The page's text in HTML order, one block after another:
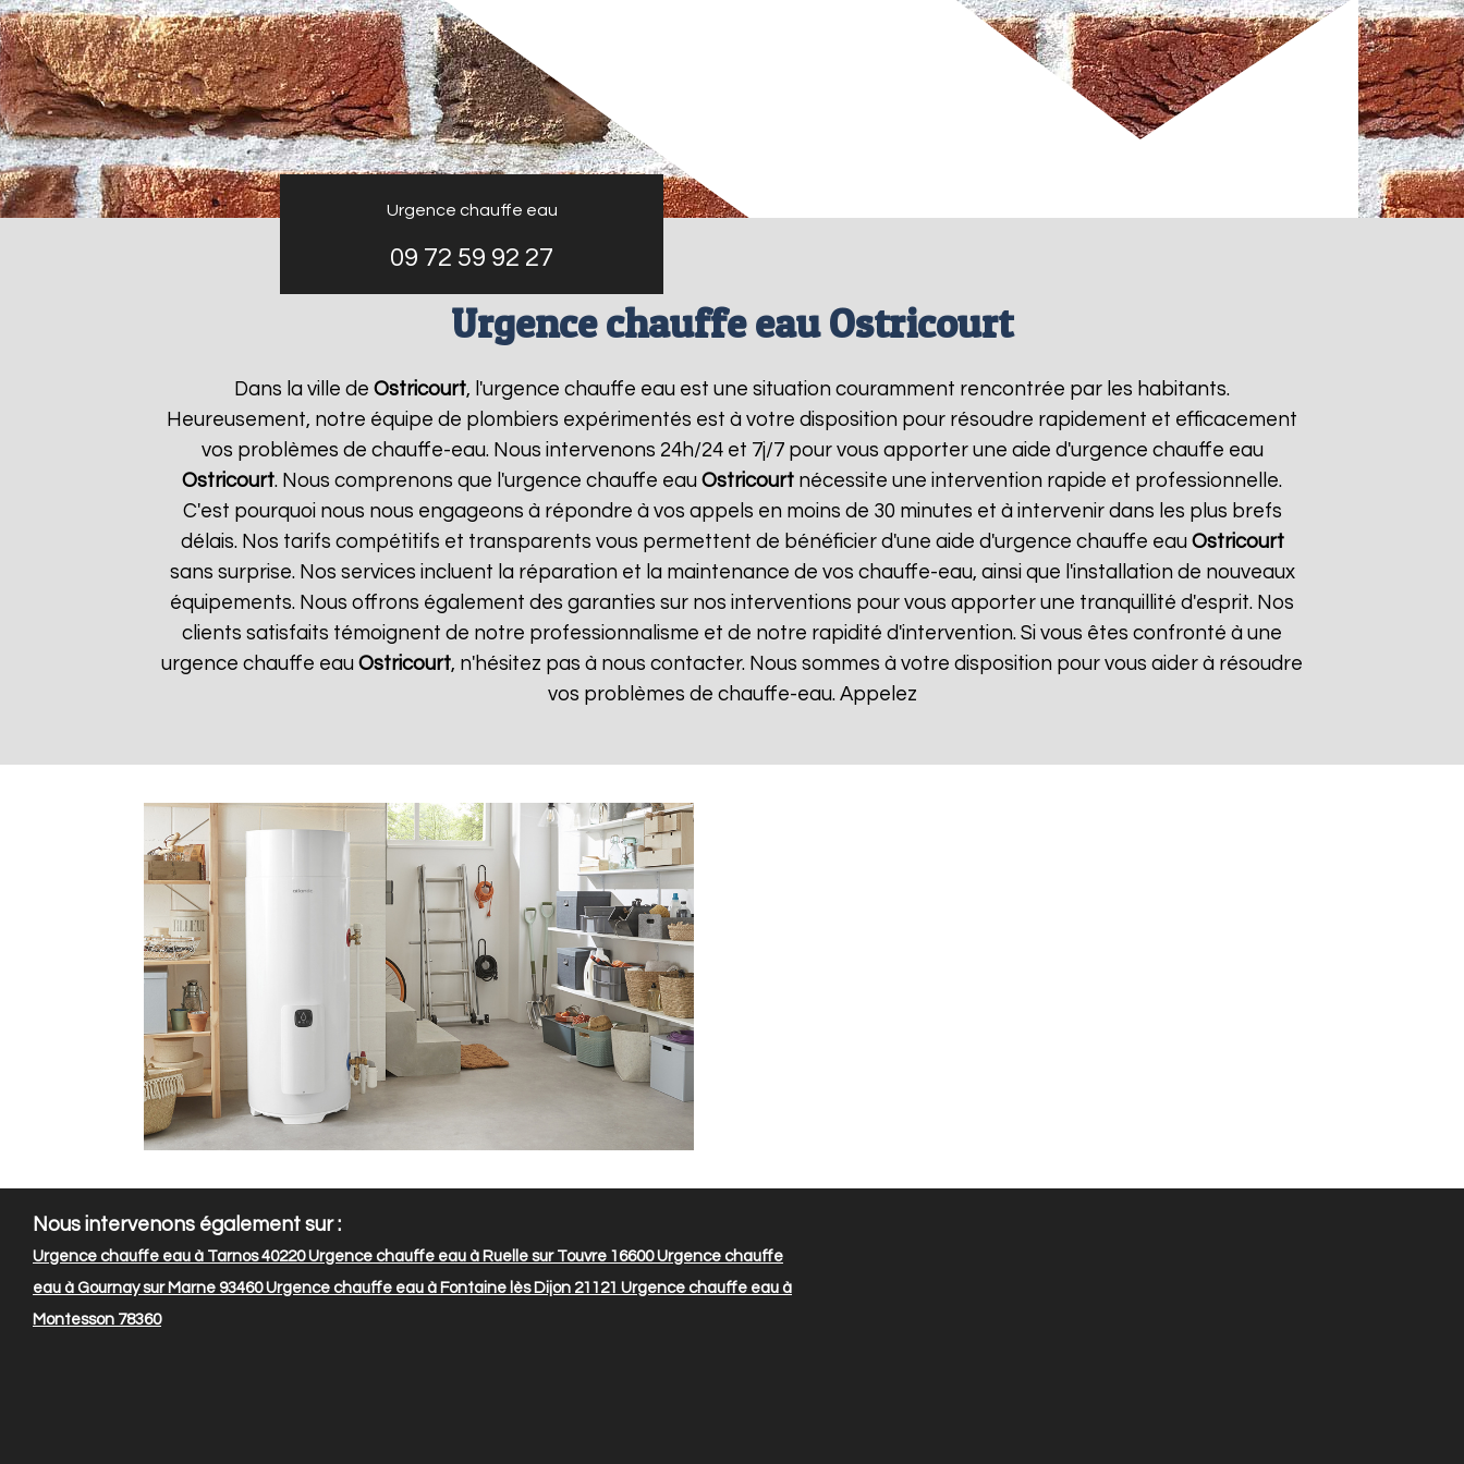
Urgence chauffe eau
09 72 59 92 27
Urgence chauffe eau Ostricourt
Dans la ville de Ostricourt, l'urgence chauffe eau est une situation couramment rencontrée par les habitants.
Heureusement, notre équipe de plombiers expérimentés est à votre disposition pour résoudre rapidement et efficacement
vos problèmes de chauffe-eau. Nous intervenons 24h/24 et 7j/7 pour vous apporter une aide d'urgence chauffe eau
Ostricourt. Nous comprenons que l'urgence chauffe eau Ostricourt nécessite une intervention rapide et professionnelle.
C'est pourquoi nous nous engageons à répondre à vos appels en moins de 30 minutes et à intervenir dans les plus brefs
délais. Nos tarifs compétitifs et transparents vous permettent de bénéficier d'une aide d'urgence chauffe eau Ostricourt
sans surprise. Nos services incluent la réparation et la maintenance de vos chauffe-eau, ainsi que l'installation de nouveaux
équipements. Nous offrons également des garanties sur nos interventions pour vous apporter une tranquillité d'esprit. Nos
clients satisfaits témoignent de notre professionnalisme et de notre rapidité d'intervention. Si vous êtes confronté à une
urgence chauffe eau Ostricourt, n'hésitez pas à nous contacter. Nous sommes à votre disposition pour vous aider à résoudre
vos problèmes de chauffe-eau. Appelez
Nous intervenons également sur :
Urgence chauffe eau à Tarnos 40220Urgence chauffe eau à Ruelle sur Touvre 16600Urgence chauffe
eau à Gournay sur Marne 93460Urgence chauffe eau à Fontaine lès Dijon 21121 Urgence chauffe eau à
Montesson 78360